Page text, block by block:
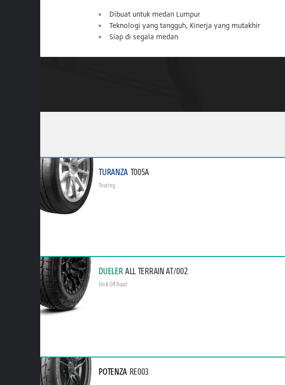
Dibuat untuk medan Lumpur
Teknologi yang tangguh, Kinerja yang mutakhir
Siap di segala medan
TURANZA T005A
Touring
DUELERALL TERRAIN AT/002
On & Off Road
POTENZA RE003